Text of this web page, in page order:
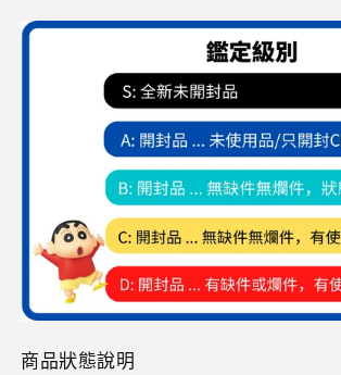
商品狀態說明